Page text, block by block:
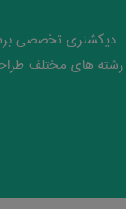
دیکشنری تخصصی
رشته های مختلف